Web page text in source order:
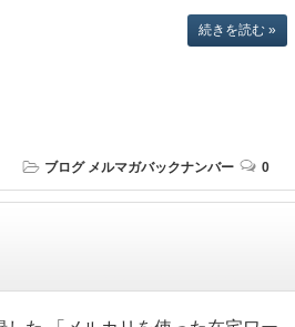
続きを読む »
ブログ メルマガバックナンバー 0